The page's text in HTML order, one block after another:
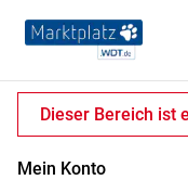
Dieser Bereich ist
Mein Konto